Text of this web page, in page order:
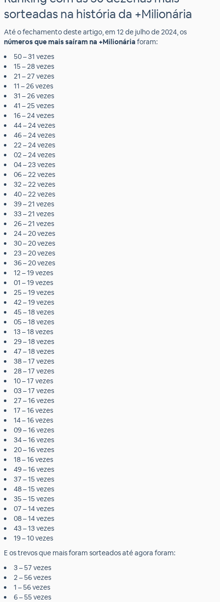
sorteadas na história da +Milionária
Até o fechamento deste artigo, em 12 de julho de 2024, os
números que mais saíram na +Milionária foram:
50 – 31 vezes
15 – 28 vezes
21 – 27 vezes
11 – 26 vezes
31 – 26 vezes
41 – 25 vezes
16 – 24 vezes
44 – 24 vezes
46 – 24 vezes
22 – 24 vezes
02 – 24 vezes
04 – 23 vezes
06 – 22 vezes
32 – 22 vezes
40 – 22 vezes
39 – 21 vezes
33 – 21 vezes
26 – 21 vezes
24 – 20 vezes
30 – 20 vezes
23 – 20 vezes
36 – 20 vezes
12 – 19 vezes
01 – 19 vezes
25 – 19 vezes
42 – 19 vezes
45 – 18 vezes
05 – 18 vezes
13 – 18 vezes
29 – 18 vezes
47 – 18 vezes
38 – 17 vezes
28 – 17 vezes
10 – 17 vezes
03 – 17 vezes
27 – 16 vezes
17 – 16 vezes
14 – 16 vezes
09 – 16 vezes
34 – 16 vezes
20 – 16 vezes
18 – 16 vezes
49 – 16 vezes
37 – 15 vezes
48 – 15 vezes
35 – 15 vezes
07 – 14 vezes
08 – 14 vezes
43 – 13 vezes
19 – 10 vezes
E os trevos que mais foram sorteados até agora foram:
3 – 57 vezes
2 – 56 vezes
1 – 56 vezes
6 – 55 vezes